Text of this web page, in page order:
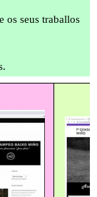
seus traballos